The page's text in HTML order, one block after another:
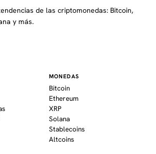
de las criptomonedas: Bitcoin,
y más.
MONEDAS
Bitcoin
Ethereum
XRP
Solana
Stablecoins
Altcoins